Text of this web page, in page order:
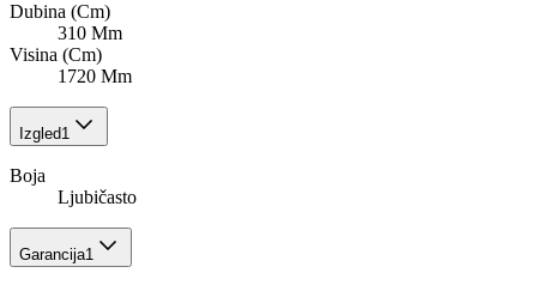
Dubina (Cm)
310 Mm
Visina (Cm)
1720 Mm
Izgled1
Boja
Ljubičasto
Garancija1